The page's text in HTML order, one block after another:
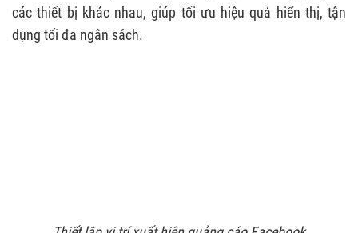
các thiết bị khác nhau, giúp tối ưu hiệu quả hiển thị, tận
dụng tối đa ngân sách.